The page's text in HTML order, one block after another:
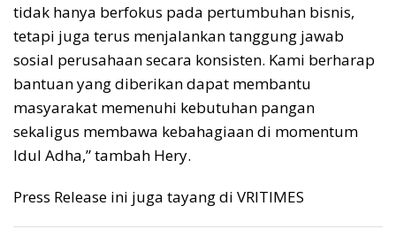
tidak hanya berfokus pada pertumbuhan bisnis,
tetapi juga terus menjalankan tanggung jawab
sosial perusahaan secara konsisten. Kami berharap
bantuan yang diberikan dapat membantu
masyarakat memenuhi kebutuhan pangan
sekaligus membawa kebahagiaan di momentum
Idul Adha,” tambah Hery.
Press Release ini juga tayang di VRITIMES